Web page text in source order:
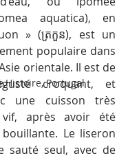
Portugal
aquatica), en
» (ត្រកួន), est un
populaire dans
orientale. Il est de
croquant, et
une cuisson très
après avoir été
bouillante. Le liseron
sauté seul, avec de